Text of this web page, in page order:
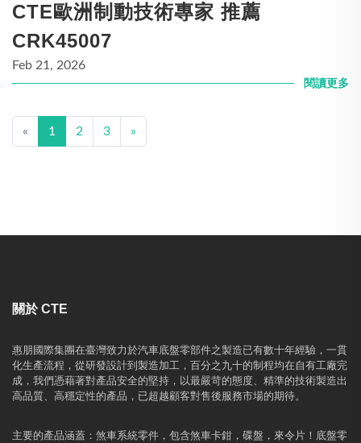
CTE歐洲制動技術專家 推薦
CRK45007
Feb 21, 2026
閱讀更多
« 1 2 3 »
關於 CTE
惠朋國際集團在臺灣致力於汽車底盤零部件之製造已有數十年經驗，一貫
化生產流程，從研發設計到製造加工，百分之九十的制程均在自有工廠完
成，我們憑藉著對產品安全的堅持，以最嚴苛的態度、精準的技術製造出
高品質、高穩定性的產品，已超越顧客對售後服務市場的期待。
主要的產品涵蓋：煞車系統零件，包含煞車卡鉗，碟盤，來令片！底盤零